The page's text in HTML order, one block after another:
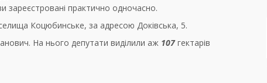
зареєстровані практично одночасно.
Коцюбинське, за адресою Доківська, 5.
На нього депутати виділили аж 107гектарів